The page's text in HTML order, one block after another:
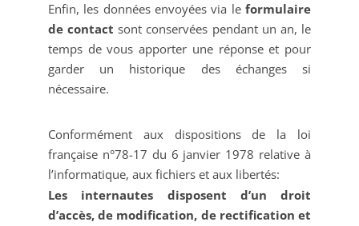
Enfin, les données envoyées via le formulaire
de contact sont conservées pendant un an, le
temps de vous apporter une réponse et pour
garder un historique des échanges si
nécessaire.
Conformément aux dispositions de la loi
française n°78-17 du 6 janvier 1978 relative à
l’informatique, aux fichiers et aux libertés:
Les internautes disposent d’un droit
d’accès, de modification, de rectification et